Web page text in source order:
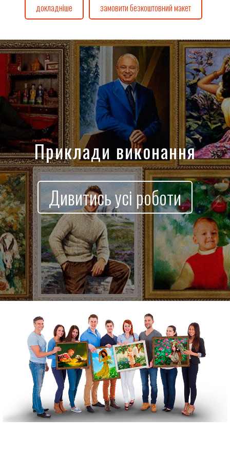
докладніше замовити безкоштовний макет
Приклади виконання
Дивитись усі роботи